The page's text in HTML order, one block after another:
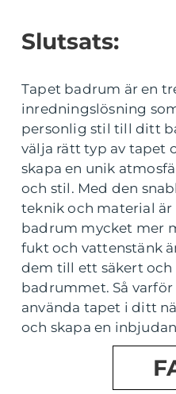
Slutsats:
Tapet badrum är en
inredningslösning
personlig stil till ditt
välja rätt typ av tapet
skapa en unik
och stil. Med den
teknik och material
badrum mycket mer
fukt och vattenstänk
dem till ett säkert
badrummet. Så
använda tapet i ditt
och skapa en